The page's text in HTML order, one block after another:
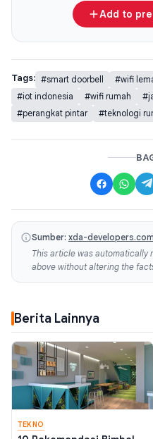
Add to
Tags: #smart doorbell #wifi
#iot indonesia
#wifi rumah
#perangkat pintar
#teknologi
Sumber: xda-developers.com
This article was automatically
above without altering the
Berita Lainnya
TEKNO